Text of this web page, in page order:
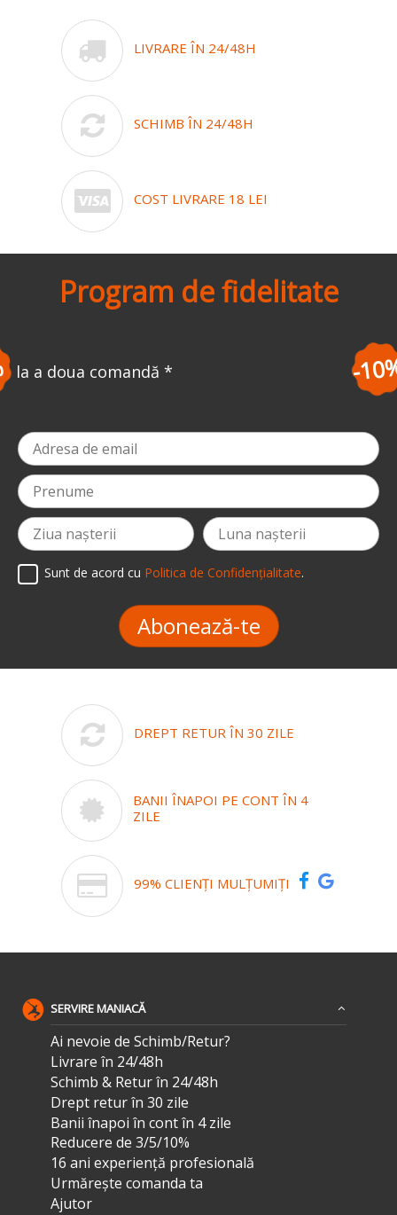
LIVRARE ÎN 24/48H
SCHIMB ÎN 24/48H
COST LIVRARE 18 LEI
Program de fidelitate
-10% la ziua ta de naștere
Sunt de acord cu Politica de Confidențialitate.
Abonează-te
DREPT RETUR ÎN 30 ZILE
BANII ÎNAPOI PE CONT ÎN 4
ZILE
99% CLIENȚI MULȚUMIȚI
SERVIRE MANIACĂ
Ai nevoie de Schimb/Retur?
Livrare în 24/48h
Schimb & Retur în 24/48h
Drept retur în 30 zile
Banii înapoi în cont în 4 zile
Reducere de 3/5/10%
16 ani experiență profesională
Urmărește comanda ta
Ajutor